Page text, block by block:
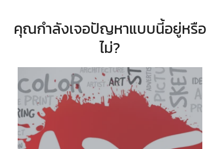
คุณกำลังเจอปัญหาแบบนี้อยู่หรือ
ไม่?